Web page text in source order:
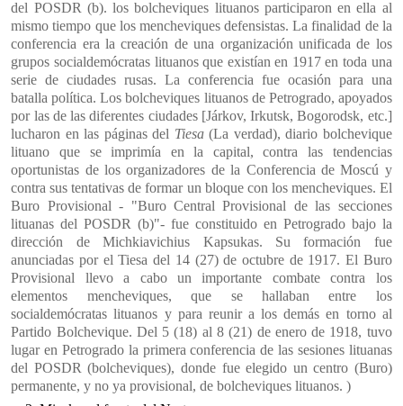
del POSDR (b). los bolcheviques lituanos participaron en ella al
mismo tiempo que los mencheviques defensistas. La finalidad de la
conferencia era la creación de una organización unificada de los
grupos socialdemócratas lituanos que existían en 1917 en toda una
serie de ciudades rusas. La conferencia fue ocasión para una
batalla política. Los bolcheviques lituanos de Petrogrado, apoyados
por las de las diferentes ciudades [Járkov, Irkutsk, Bogorodsk, etc.]
lucharon en las páginas del Tiesa(La verdad), diario bolchevique
lituano que se imprimía en la capital, contra las tendencias
oportunistas de los organizadores de la Conferencia de Moscú y
contra sus tentativas de formar un bloque con los mencheviques. El
Buro Provisional - "Buro Central Provisional de las secciones
lituanas del POSDR (b)"- fue constituido en Petrogrado bajo la
dirección de Michkiavichius Kapsukas. Su formación fue
anunciadas por el Tiesa del 14 (27) de octubre de 1917. El Buro
Provisional llevo a cabo un importante combate contra los
elementos mencheviques, que se hallaban entre los
socialdemócratas lituanos y para reunir a los demás en torno al
Partido Bolchevique. Del 5 (18) al 8 (21) de enero de 1918, tuvo
lugar en Petrogrado la primera conferencia de las sesiones lituanas
del POSDR (bolcheviques), donde fue elegido un centro (Buro)
permanente, y no ya provisional, de bolcheviques lituanos. )